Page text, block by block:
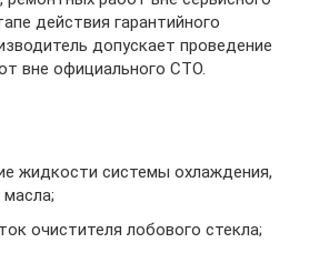
действия гарантийного
допускает проведение
вне официального СТО.
жидкости системы охлаждения,
очистителя лобового стекла;